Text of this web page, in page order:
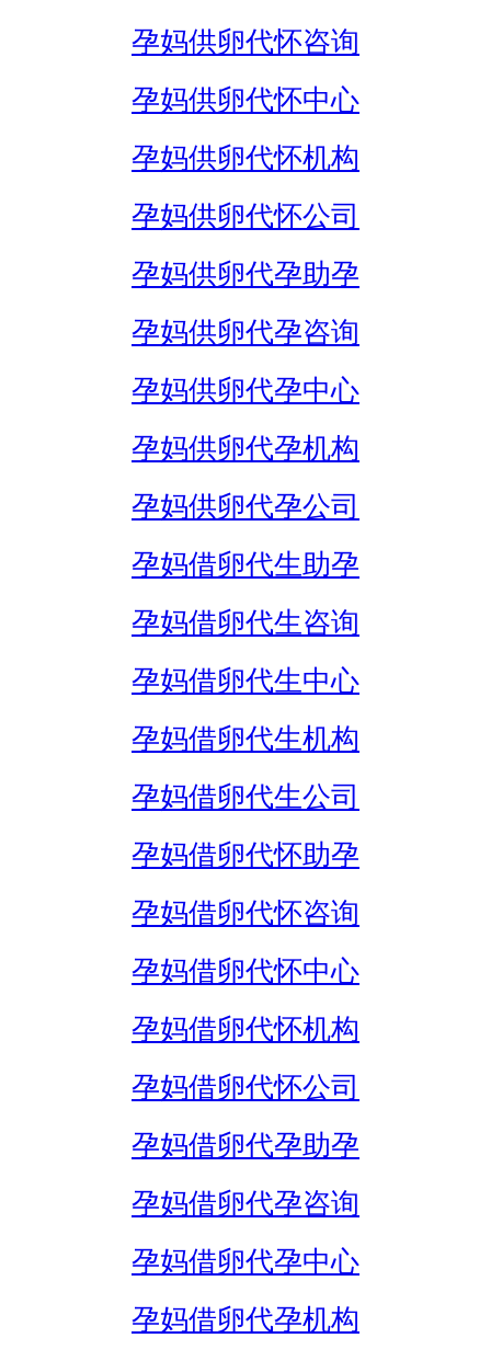
孕妈供卵代怀咨询
孕妈供卵代怀中心
孕妈供卵代怀机构
孕妈供卵代怀公司
孕妈供卵代孕助孕
孕妈供卵代孕咨询
孕妈供卵代孕中心
孕妈供卵代孕机构
孕妈供卵代孕公司
孕妈借卵代生助孕
孕妈借卵代生咨询
孕妈借卵代生中心
孕妈借卵代生机构
孕妈借卵代生公司
孕妈借卵代怀助孕
孕妈借卵代怀咨询
孕妈借卵代怀中心
孕妈借卵代怀机构
孕妈借卵代怀公司
孕妈借卵代孕助孕
孕妈借卵代孕咨询
孕妈借卵代孕中心
孕妈借卵代孕机构